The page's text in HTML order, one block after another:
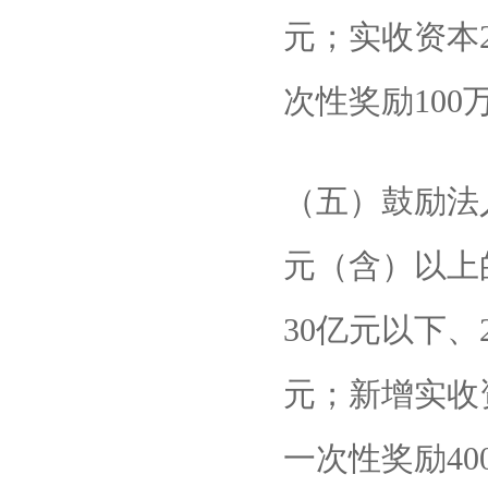
元；实收资
次性奖励100
（五）鼓励
元（含）以
30亿元以下
元；新增实
一次性奖励